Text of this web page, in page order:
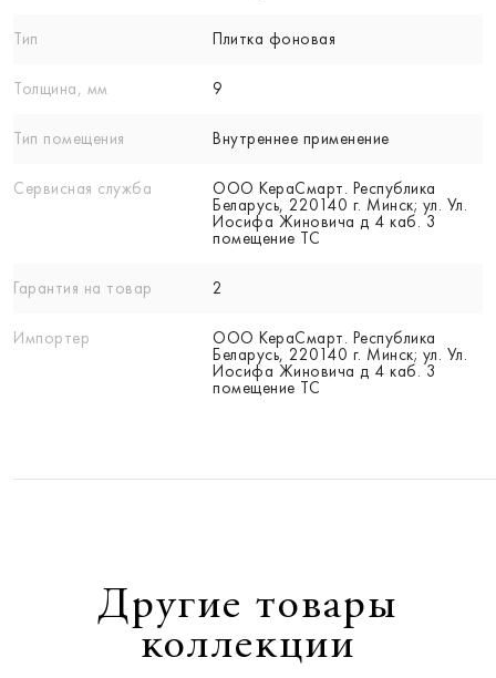
Тип Плитка фоновая
Толщина, мм 9
Тип помещения Внутреннее применение
Сервисная служба
ООО КераСмарт. Республика
Беларусь, 220140 г. Минск; ул. Ул.
Иосифа Жиновича д 4 каб. 3
помещение ТС
Гарантия на товар 2
Импортер
ООО КераСмарт. Республика
Беларусь, 220140 г. Минск; ул. Ул.
Иосифа Жиновича д 4 каб. 3
помещение ТС
Другие товары
коллекции